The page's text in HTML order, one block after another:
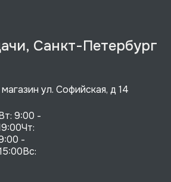
Санкт-Петербург
ул. Софийская, д 14
9:00 -
-